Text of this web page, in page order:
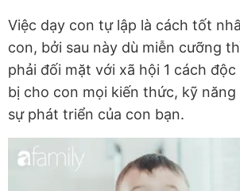
Việc dạy con tự lập là cách tốt
con, bởi sau này dù miễn cưỡng
phải đối mặt với xã hội 1 cách
bị cho con mọi kiến thức, kỹ
sự phát triển của con bạn.